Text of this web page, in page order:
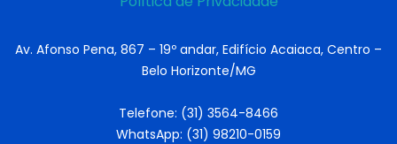
Av. Afonso Pena, 867 – 19º andar, Edifício Acaiaca, Centro –
Belo Horizonte/MG
Telefone: (31) 3564-8466
WhatsApp: (31) 98210-0159